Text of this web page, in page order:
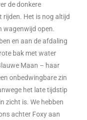
de donkere
rijden. Het is nog altijd
wagenwijd open.
en aan de afdaling
bak met water
Maan – haar
onbedwingbare zin
het late tijdstip
zicht is. We hebben
achter Foxy aan